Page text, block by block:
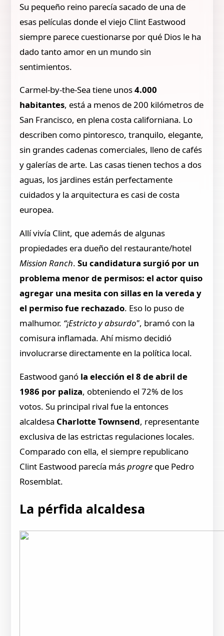
Su pequeño reino parecía sacado de una de
esas películas donde el viejo Clint Eastwood
siempre parece cuestionarse por qué Dios le ha
dado tanto amor en un mundo sin
sentimientos.
Carmel-by-the-Sea tiene unos4.000
habitantes, está a menos de 200 kilómetros de
San Francisco, en plena costa californiana. Lo
describen como pintoresco, tranquilo, elegante,
sin grandes cadenas comerciales, lleno de cafés
y galerías de arte. Las casas tienen techos a dos
aguas, los jardines están perfectamente
cuidados y la arquitectura es casi de costa
europea.
Allí vivía Clint, que además de algunas
propiedades era dueño del restaurante/hotel
Mission Ranch.Su candidatura surgió por un
problema menor de permisos: el actor quiso
agregar una mesita con sillas en la vereda y
el permiso fue rechazado. Eso lo puso de
malhumor. “¡Estricto y absurdo", bramó con la
comisura inflamada. Ahí mismo decidió
involucrarse directamente en la política local.
Eastwood ganó la elección el 8 de abril de
1986 por paliza, obteniendo el 72% de los
votos. Su principal rival fue la entonces
alcaldesa Charlotte Townsend, representante
exclusiva de las estrictas regulaciones locales.
Comparado con ella, el siempre republicano
Clint Eastwood parecía másprogre que Pedro
Rosemblat.
La pérfida alcaldesa